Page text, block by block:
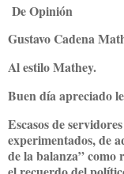
De Opinión
Gustavo Cadena
Al estilo Mathey.
Buen día apreciado
Escasos de
experimentados, de
de la balanza” como